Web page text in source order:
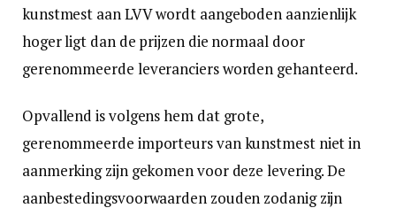
kunstmest aan LVV wordt aangeboden aanzienlijk
hoger ligt dan de prijzen die normaal door
gerenommeerde leveranciers worden gehanteerd.
Opvallend is volgens hem dat grote,
gerenommeerde importeurs van kunstmest niet in
aanmerking zijn gekomen voor deze levering. De
aanbestedingsvoorwaarden zouden zodanig zijn